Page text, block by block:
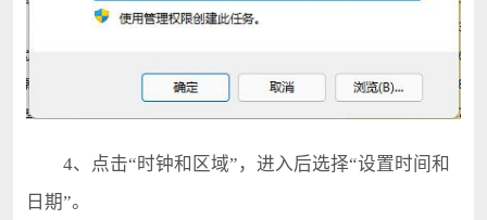
4、点击“时钟和区域”，进入后选择“设置时间和
日期”。